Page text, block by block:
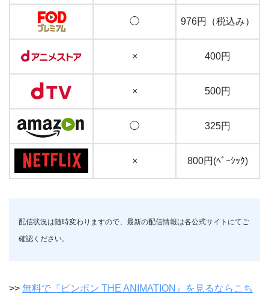
◯ 976円（税込み）
× 400円
× 500円
◯ 325円
× 800円(ﾍﾞｰｼｯｸ)
配信状況は随時変わりますので、最新の配信情報は各公式サイトにてご
確認ください。
>> 無料で『ピンポン THE ANIMATION』を見るならこち